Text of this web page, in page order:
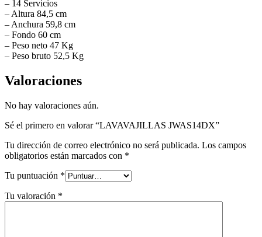
– 14 Servicios
– Altura 84,5 cm
– Anchura 59,8 cm
– Fondo 60 cm
– Peso neto 47 Kg
– Peso bruto 52,5 Kg
Valoraciones
No hay valoraciones aún.
Sé el primero en valorar “LAVAVAJILLAS JWAS14DX”
Tu dirección de correo electrónico no será publicada. Los campos
obligatorios están marcados con *
Tu puntuación *
Tu valoración *